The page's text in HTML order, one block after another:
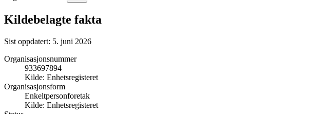
Kildebelagte fakta
Sist oppdatert: 5. juni 2026
Organisasjonsnummer
933697894
Kilde: Enhetsregisteret
Organisasjonsform
Enkeltpersonforetak
Kilde: Enhetsregisteret